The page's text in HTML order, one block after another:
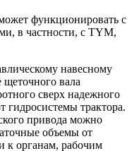
функционировать с
в частности, с TYM,
навесному
вала
сверх надежного
гидросистемы трактора.
привода можно
объемы от
к органам, рабочим